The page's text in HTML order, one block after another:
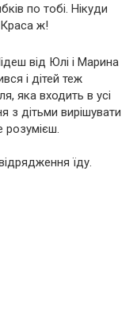
по тобі. Нікуди
Краса ж!
від Юлі і Марина
і дітей теж
яка входить в усі
з дітьми вирішувати
розумієш.
їду.